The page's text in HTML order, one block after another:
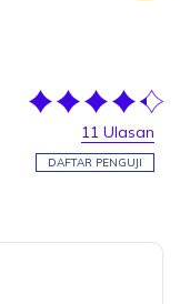
11 Ulasan
DAFTAR PENGUJI